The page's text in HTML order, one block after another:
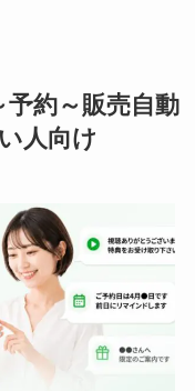
約～販売自動
人向け